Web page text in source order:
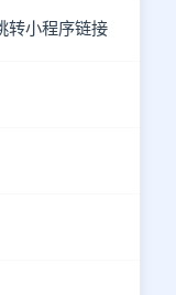
转小程序链接